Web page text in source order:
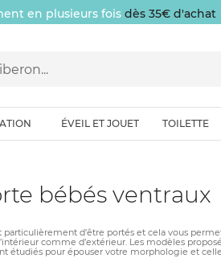
en plusieurs fois dès 35€ d'achat
ÉVEIL ET JOUET TOILETTE
bébés ventraux
d’être portés et cela vous
comme d’extérieur. Les modèles
étudiés pour épouser votre morphologie et